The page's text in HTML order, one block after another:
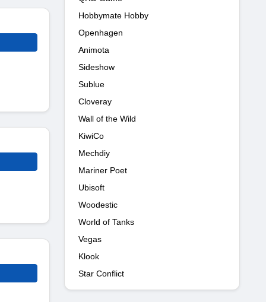
Hobbymate Hobby
Openhagen
Animota
Sideshow
Sublue
Cloveray
Wall of the Wild
KiwiCo
Mechdiy
Mariner Poet
Ubisoft
Woodestic
World of Tanks
Vegas
Klook
Star Conflict